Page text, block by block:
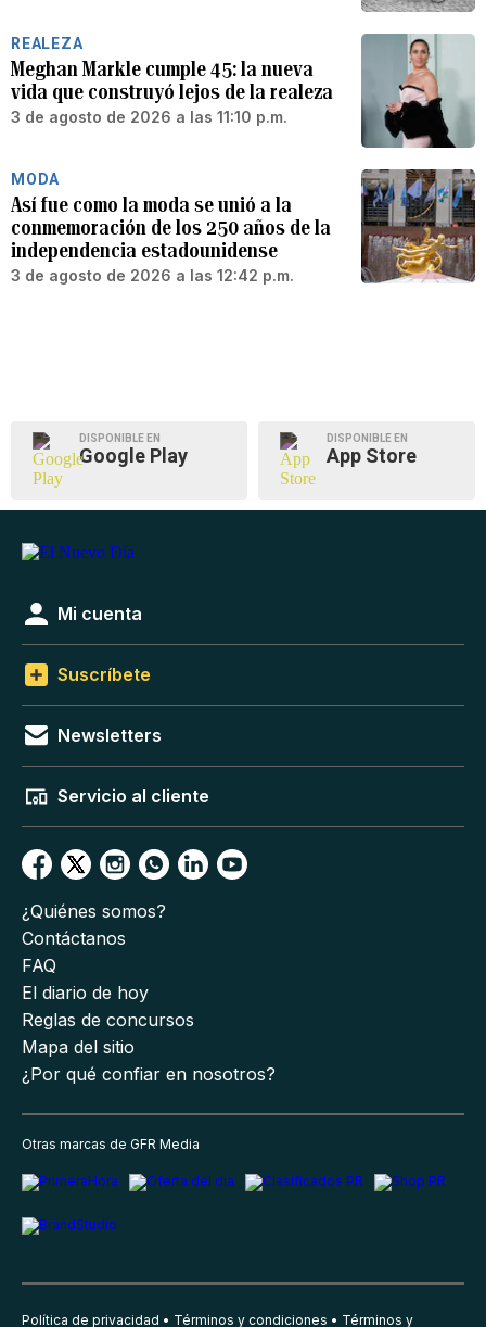
REALEZA
Meghan Markle cumple 45: la nueva
vida que construyó lejos de la realeza
3 de agosto de 2026 a las 11:10 p.m.
MODA
Así fue como la moda se unió a la
conmemoración de los 250 años de la
independencia estadounidense
3 de agosto de 2026 a las 12:42 p.m.
DISPONIBLE EN
Google Play
DISPONIBLE EN
App Store
Mi cuenta
Suscríbete
Newsletters
Servicio al cliente
¿Quiénes somos?
Contáctanos
FAQ
El diario de hoy
Reglas de concursos
Mapa del sitio
¿Por qué confiar en nosotros?
Otras marcas de GFR Media
Política de privacidad Términos y condiciones Términos y